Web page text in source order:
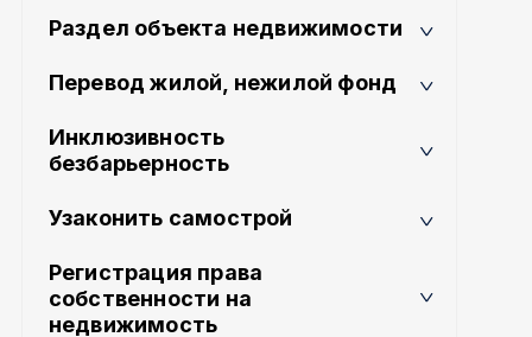
Раздел объекта недвижимости
Перевод жилой, нежилой фонд
Инклюзивность
безбарьерность
Узаконить самострой
Регистрация права
собственности на
недвижимость